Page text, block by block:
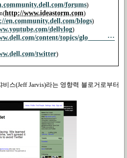
forums)
http://www.ideastorm.com)
en.community.dell.com/blogs)
dellvlog)
content/topics/glo ···
twitter)
비스(Jeff Jarvis)라는 영향력 블로거로부터